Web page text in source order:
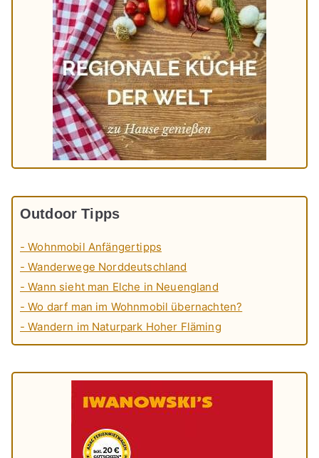
Outdoor Tipps
- Wohnmobil Anfängertipps
- Wanderwege Norddeutschland
- Wann sieht man Elche in Neuengland
- Wo darf man im Wohnmobil übernachten?
- Wandern im Naturpark Hoher Fläming